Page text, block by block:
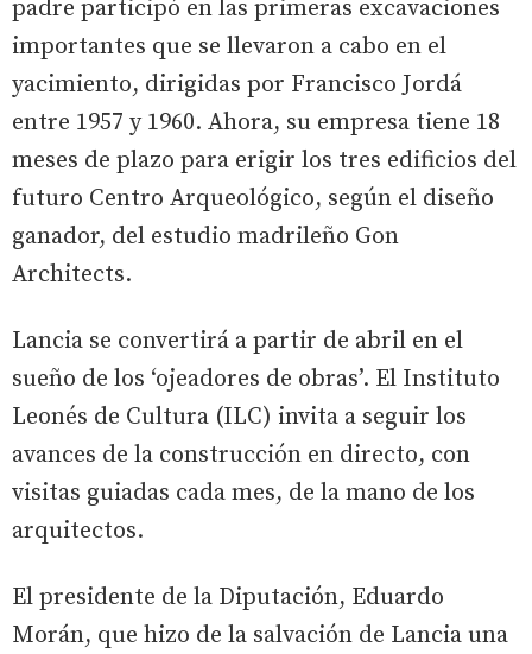
padre participó en las primeras excavaciones
importantes que se llevaron a cabo en el
yacimiento, dirigidas por Francisco Jordá
entre 1957 y 1960. Ahora, su empresa tiene 18
meses de plazo para erigir los tres edificios del
futuro Centro Arqueológico, según el diseño
ganador, del estudio madrileño Gon
Architects.
Lancia se convertirá a partir de abril en el
sueño de los ‘ojeadores de obras’. El Instituto
Leonés de Cultura (ILC) invita a seguir los
avances de la construcción en directo, con
visitas guiadas cada mes, de la mano de los
arquitectos.
El presidente de la Diputación, Eduardo
Morán, que hizo de la salvación de Lancia una